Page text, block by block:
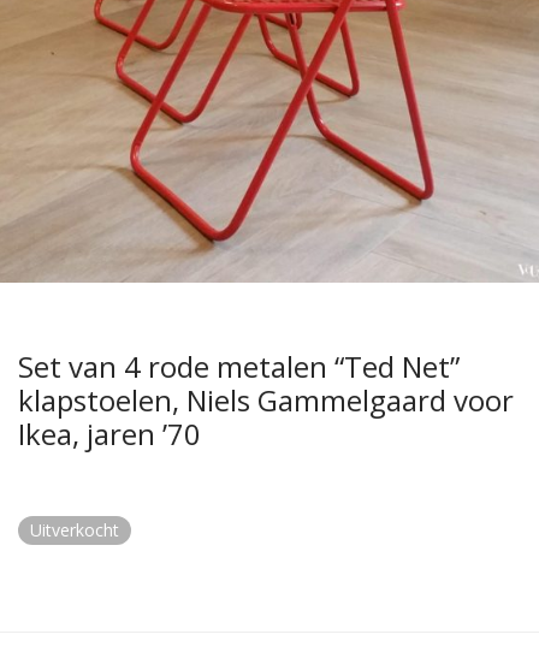
Set van 4 rode metalen “Ted Net”
klapstoelen, Niels Gammelgaard voor
Ikea, jaren ’70
Uitverkocht